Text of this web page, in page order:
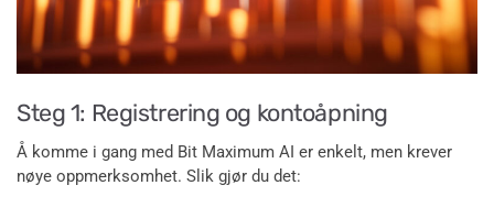
Steg 1: Registrering og kontoåpning
Å komme i gang med Bit Maximum AI er enkelt, men krever
nøye oppmerksomhet. Slik gjør du det: